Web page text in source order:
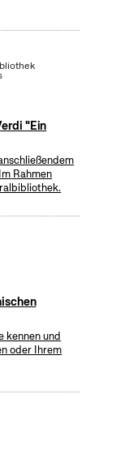
"Ein
Rahmen
kennen und
oder Ihrem